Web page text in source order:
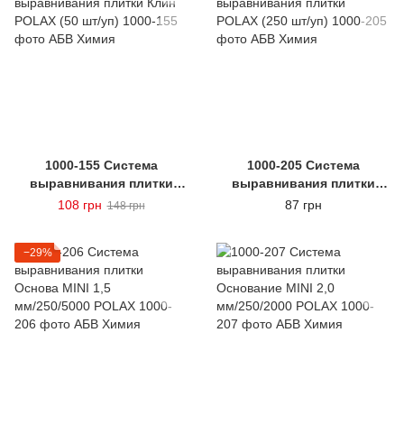
1000-155 Система
выравнивания плитки
Клин POLAX (50 шт/уп)
108 грн 148 грн
1000-205 Система
выравнивания плитки
POLAX (250 шт/уп)
87 грн
−29%